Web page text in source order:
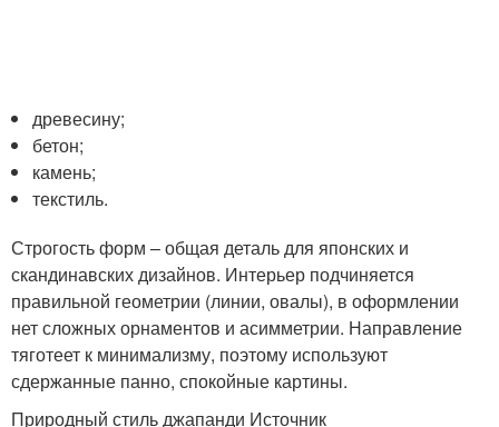
древесину;
бетон;
камень;
текстиль.
Строгость форм – общая деталь для японских и
скандинавских дизайнов. Интерьер подчиняется
правильной геометрии (линии, овалы), в оформлении
нет сложных орнаментов и асимметрии. Направление
тяготеет к минимализму, поэтому используют
сдержанные панно, спокойные картины.
Природный стиль джапанди Источник